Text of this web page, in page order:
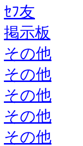
ｾﾌ友
掲示板
その他
その他
その他
その他
その他